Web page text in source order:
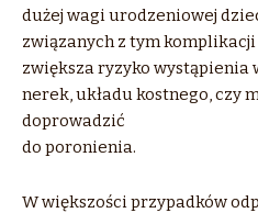
dużej wagi urodzeniowej
związanych z tym
zwiększa ryzyko wystąpienia
nerek, układu kostnego, czy
doprowadzić
do poronienia.
W większości przypadków